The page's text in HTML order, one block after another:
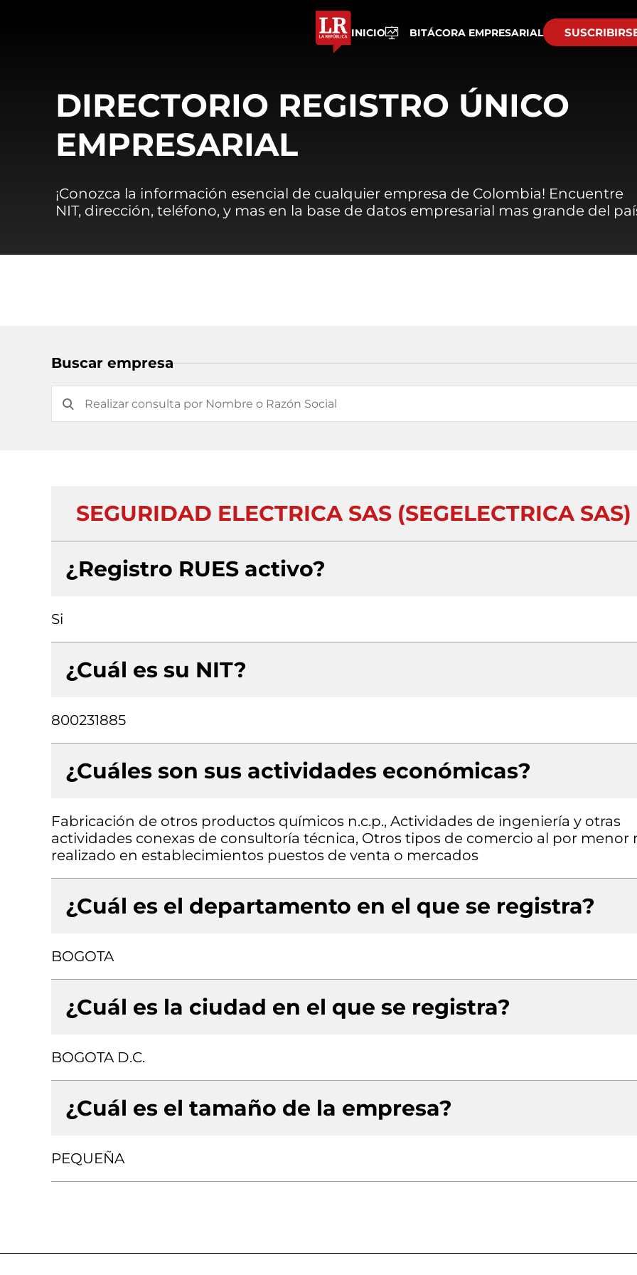
INICIO BITÁCORA EMPRESARIAL
DIRECTORIO REGISTRO ÚNICO
EMPRESARIAL
¡Conozca la información esencial de cualquier empresa de Colombia! Encuentre
NIT, dirección, teléfono, y mas en la base de datos empresarial mas grande del
Buscar empresa
SEGURIDAD ELECTRICA SAS (SEGELECTRICA SAS)
¿Registro RUES activo?
Si
¿Cuál es su NIT?
800231885
¿Cuáles son sus actividades económicas?
Fabricación de otros productos químicos n.c.p., Actividades de ingeniería y otras
actividades conexas de consultoría técnica, Otros tipos de comercio al por menor
realizado en establecimientos puestos de venta o mercados
¿Cuál es el departamento en el que se registra?
BOGOTA
¿Cuál es la ciudad en el que se registra?
BOGOTA D.C.
¿Cuál es el tamaño de la empresa?
PEQUEÑA